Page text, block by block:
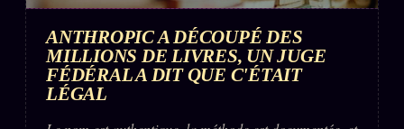
ANTHROPIC A DÉCOUPÉ DES
MILLIONS DE LIVRES, UN JUGE
FÉDÉRAL A DIT QUE C'ÉTAIT
LÉGAL